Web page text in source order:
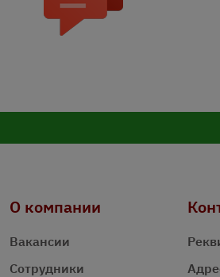
О компании
Вакансии
Сотрудники